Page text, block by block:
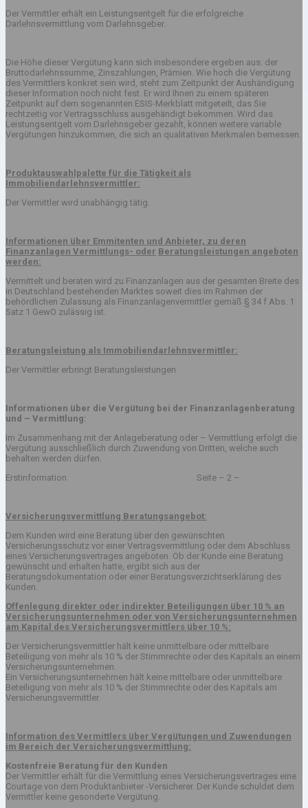
Der Vermittler erhält ein Leistungsentgelt für die erfolgreiche
Darlehnsvermittlung vom Darlehnsgeber.
Die Höhe dieser Vergütung kann sich insbesondere ergeben aus: der
Bruttodarlehnssumme, Zinszahlungen, Prämien. Wie hoch die Vergütung
des Vermittlers konkret sein wird, steht zum Zeitpunkt der Aushändigung
dieser Information noch nicht fest. Er wird Ihnen zu einem späteren
Zeitpunkt auf dem sogenannten ESIS-Merkblatt mitgeteilt, das Sie
rechtzeitig vor Vertragsschluss ausgehändigt bekommen. Wird das
Leistungsentgelt vom Darlehnsgeber gezahlt, können weitere variable
Vergütungen hinzukommen, die sich an qualitativen Merkmalen bemessen.
Produktauswahlpalette für die Tätigkeit als
Immobiliendarlehnsvermittler:
Der Vermittler wird unabhängig tätig.
Informationen über Emmitenten und Anbieter, zu deren
Finanzanlagen Vermittlungs- oder Beratungsleistungen angeboten
werden:
Vermittelt und beraten wird zu Finanzanlagen aus der gesamten Breite des
in Deutschland bestehenden Marktes soweit dies im Rahmen der
behördlichen Zulassung als Finanzanlagenvermittler gemäß § 34 f Abs. 1
Satz 1 GewO zulässig ist.
Beratungsleistung als Immobiliendarlehnsvermittler:
Der Vermittler erbringt Beratungsleistungen
Informationen über die Vergütung bei der Finanzanlagenberatung
und – Vermittlung:
Im Zusammenhang mit der Anlageberatung oder – Vermittlung erfolgt die
Vergütung ausschließlich durch Zuwendung von Dritten, welche auch
behalten werden dürfen.
Erstinformation Seite – 2 –
Versicherungsvermittlung Beratungsangebot:
Dem Kunden wird eine Beratung über den gewünschten
Versicherungsschutz vor einer Vertragsvermittlung oder dem Abschluss
eines Versicherungsvertrages angeboten. Ob der Kunde eine Beratung
gewünscht und erhalten hatte, ergibt sich aus der
Beratungsdokumentation oder einer Beratungsverzichtserklärung des
Kunden.
Offenlegung direkter oder indirekter Beteiligungen über 10 % an
Versicherungsunternehmen oder von Versicherungsunternehmen
am Kapital des Versicherungsvermittlers über 10 %:
Der Versicherungsvermittler hält keine unmittelbare oder mittelbare
Beteiligung von mehr als 10 % der Stimmrechte oder des Kapitals an einem
Versicherungsunternehmen.
Ein Versicherungsunternehmen hält keine mittelbare oder unmittelbare
Beteiligung von mehr als 10 % der Stimmrechte oder des Kapitals am
Versicherungsvermittler.
Information des Vermittlers über Vergütungen und Zuwendungen
im Bereich der Versicherungsvermittlung:
Kostenfreie Beratung für den Kunden
Der Vermittler erhält für die Vermittlung eines Versicherungsvertrages eine
Courtage von dem Produktanbieter -Versicherer. Der Kunde schuldet dem
Vermittler keine gesonderte Vergütung.